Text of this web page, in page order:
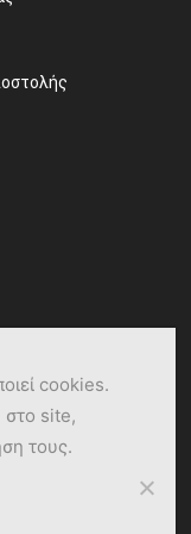
cookies.
site,
τους.